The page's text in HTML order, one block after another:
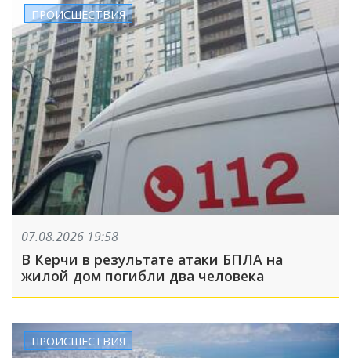
ПРОИСШЕСТВИЯ
07.08.2026 19:58
В Керчи в результате атаки БПЛА на
жилой дом погибли два человека
ПРОИСШЕСТВИЯ